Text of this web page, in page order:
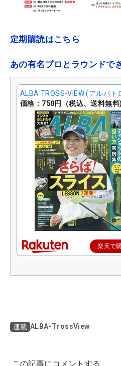
定期購読はこちら
あの有名プロとラウンドで
ALBA TROSS-VIEW (アルバ
価格：750円（税込、送料無料)
楽天で
連載 ALBA-TrossView